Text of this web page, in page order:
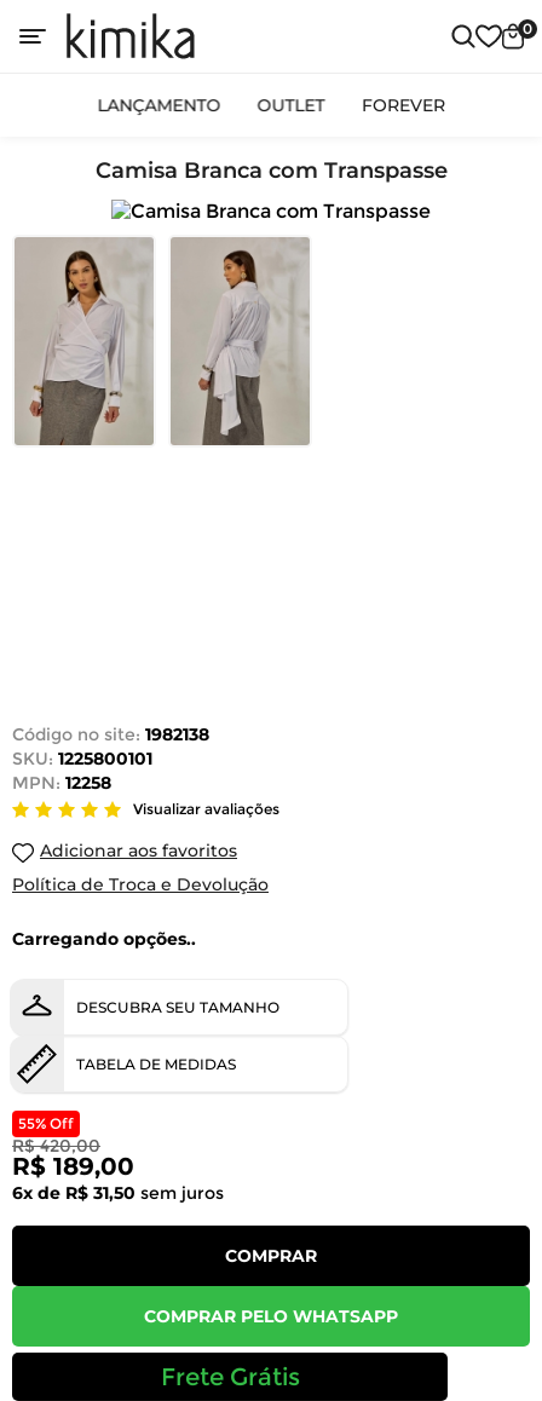
0
LANÇAMENTO OUTLET FOREVER
Camisa Branca com Transpasse
Código no site: 1982138
SKU: 1225800101
MPN: 12258
Visualizar avaliações
Adicionar aos favoritos
Política de Troca e Devolução
Carregando opções..
DESCUBRA SEU TAMANHO
TABELA DE MEDIDAS
55% Off
R$ 420,00
R$ 189,00
6x de R$ 31,50 sem juros
COMPRAR
COMPRAR PELO WHATSAPP
Frete Grátis